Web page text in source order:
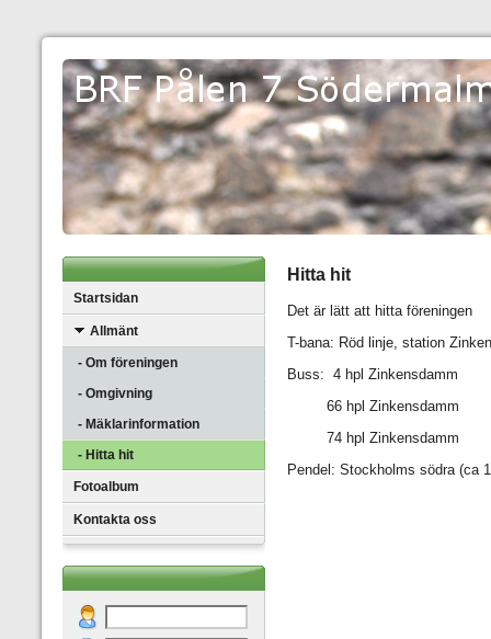
Startsidan
Allmänt
- Om föreningen
- Omgivning
- Mäklarinformation
- Hitta hit
Fotoalbum
Kontakta oss
Hitta hit
Det är lätt att hitta föreningen
T-bana: Röd linje, station
Buss: 4 hpl Zinkensdamm
66 hpl Zinkensdamm
74 hpl Zinkensdamm
Pendel: Stockholms södra (ca